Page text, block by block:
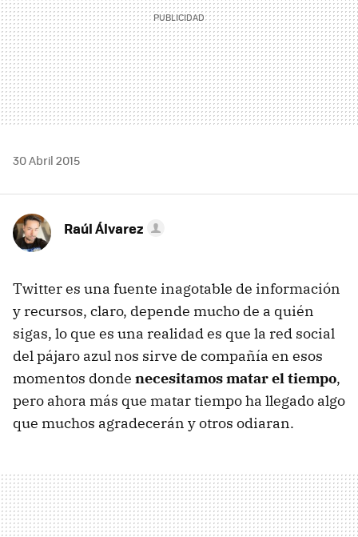
30 Abril 2015
Raúl Álvarez
Twitter es una fuente inagotable de información
y recursos, claro, depende mucho de a quién
sigas, lo que es una realidad es que la red social
del pájaro azul nos sirve de compañía en esos
momentos donde necesitamos matar el tiempo,
pero ahora más que matar tiempo ha llegado algo
que muchos agradecerán y otros odiaran.